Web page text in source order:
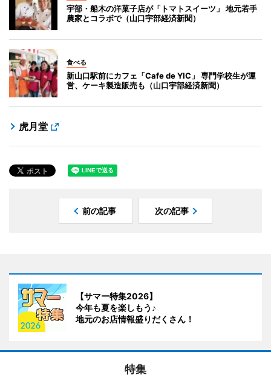
宇部・船木の洋菓子店が「トマトスイーツ」 地元若手
農家とコラボで（山口宇部経済新聞）
食べる
新山口駅前にカフェ「Cafe de YIC」 専門学校生が運
営、ケーキ製造販売も（山口宇部経済新聞）
虎月堂
前の記事 次の記事
【サマー特集2026】
今年も夏を楽しもう♪
地元のお店情報盛りだくさん！
特集